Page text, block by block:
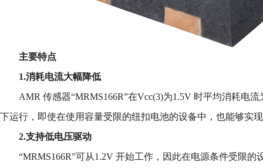
主要特点
1.消耗电流大幅降低
AMR 传感器“MRMS166R”在Vcc(3)为1.5V 时平均消耗电
下运行，即使在使用容量受限的纽扣电池的设备中，也能够实
2.支持低电压驱动
“MRMS166R”可从1.2V 开始工作，因此在电源条件受限的